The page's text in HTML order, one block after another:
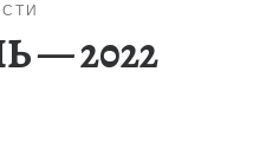
— 2022